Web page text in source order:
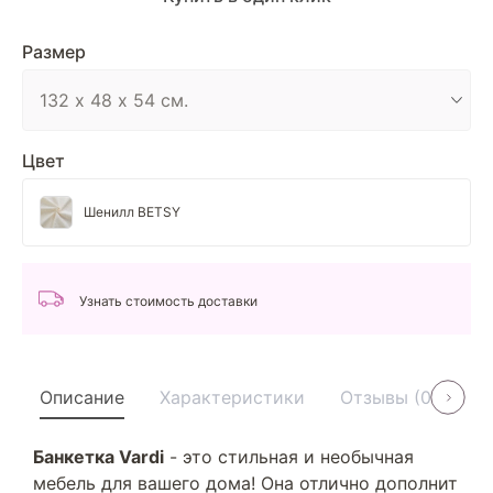
Размер
Цвет
Шенилл BETSY
Узнать стоимость доставки
Описание Характеристики Отзывы (0)
Банкетка Vardi - это стильная и необычная
мебель для вашего дома! Она отлично дополнит